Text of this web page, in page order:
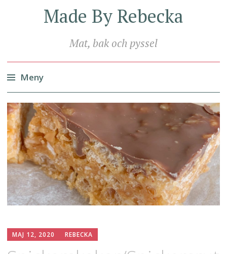
Made By Rebecka
Mat, bak och pyssel
Meny
Hoppa
till
innehåll
MAJ 12, 2020 REBECKA